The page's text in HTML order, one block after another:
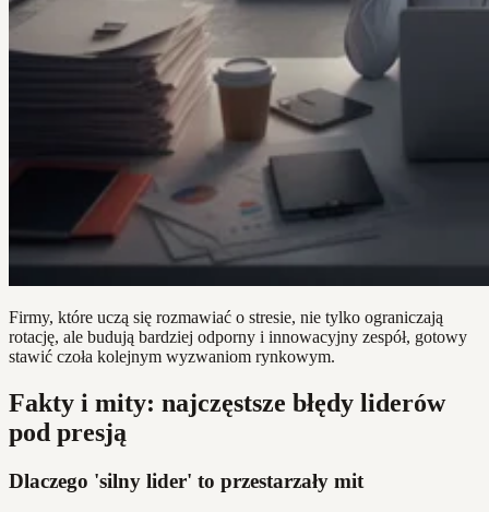
Firmy, które uczą się rozmawiać o stresie, nie tylko ograniczają
rotację, ale budują bardziej odporny i innowacyjny zespół, gotowy
stawić czoła kolejnym wyzwaniom rynkowym.
Fakty i mity: najczęstsze błędy liderów
pod presją
Dlaczego 'silny lider' to przestarzały mit